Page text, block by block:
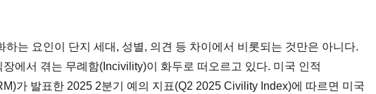
하는 요인이 단지 세대, 성별, 의견 등 차이에서 비롯되는 것만은 아니다.
에서 겪는 무례함(Incivility)이 화두로 떠오르고 있다. 미국 인적
가 발표한 2025 2분기 예의 지표(Q2 2025 Civility Index)에 따르면 미국